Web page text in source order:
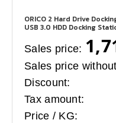
ORICO 2 Hard Drive
USB 3.0 HDD Docking
Sales price:
Sales price
Discount:
Tax amount:
Price / KG: